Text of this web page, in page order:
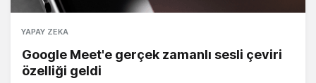
YAPAY ZEKA
Google Meet'e gerçek zamanlı sesli çeviri
özelliği geldi